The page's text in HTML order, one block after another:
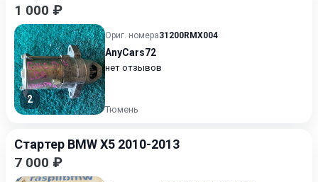
1 000 ₽
2
Ориг. номера31200RMX004
AnyCars72
нет отзывов
Тюмень
Стартер BMW X5 2010-2013
7 000 ₽